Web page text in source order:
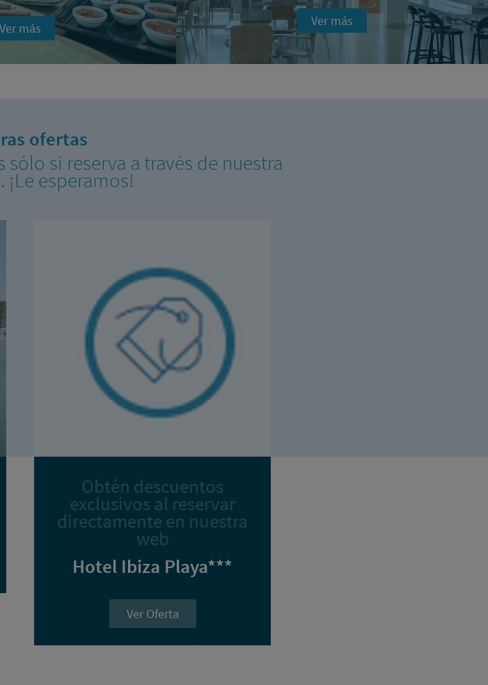
Ver más Ver más
ofertas
si reserva a través de nuestra
esperamos!
Obtén descuentos
exclusivos al reservar
directamente en nuestra
web
Hotel Ibiza Playa***
Ver Oferta